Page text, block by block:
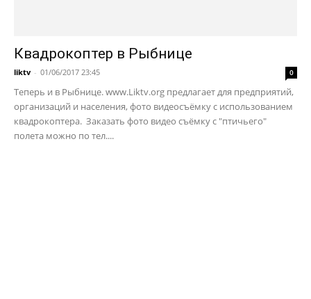
Квадрокоптер в Рыбнице
liktv - 01/06/2017 23:45 0
Теперь и в Рыбнице. www.Liktv.org предлагает для предприятий,
организаций и населения, фото видеосъёмку с использованием
квадрокоптера. Заказать фото видео съёмку с "птичьего"
полета можно по тел....